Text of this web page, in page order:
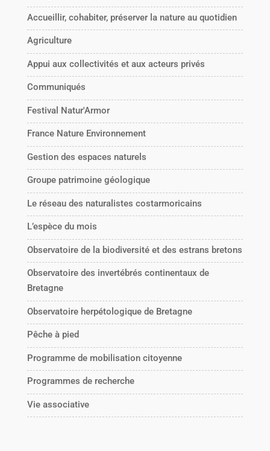
Accueillir, cohabiter, préserver la nature au quotidien
Agriculture
Appui aux collectivités et aux acteurs privés
Communiqués
Festival Natur'Armor
France Nature Environnement
Gestion des espaces naturels
Groupe patrimoine géologique
Le réseau des naturalistes costarmoricains
L’espèce du mois
Observatoire de la biodiversité et des estrans bretons
Observatoire des invertébrés continentaux de
Bretagne
Observatoire herpétologique de Bretagne
Pêche à pied
Programme de mobilisation citoyenne
Programmes de recherche
Vie associative